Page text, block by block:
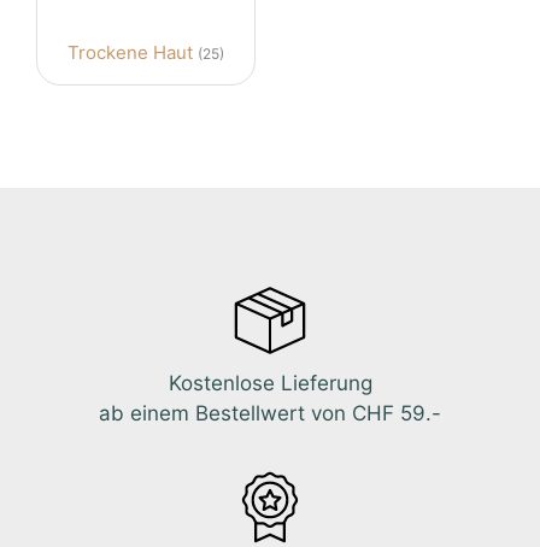
Trockene Haut (25)
Kostenlose Lieferung
ab einem Bestellwert von CHF 59.-